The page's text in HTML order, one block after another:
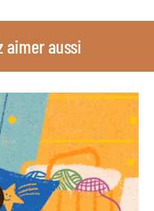
aimer aussi